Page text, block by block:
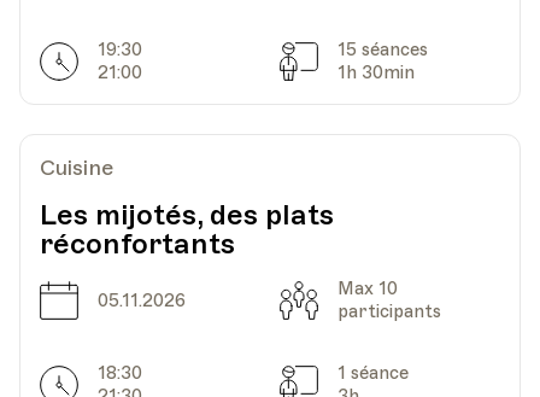
Horarires
19:30
21:00
Séances
15 séances
1h 30min
Cuisine
Les mijotés, des plats
réconfortants
Date
05.11.2026 Capacité
Max 10
participants
Horarires
18:30
Séances
1 séance